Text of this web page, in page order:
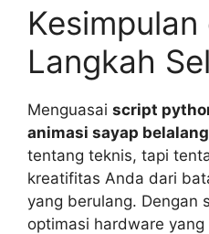
Kesimpulan
Langkah
Menguasai script
animasi sayap
tentang teknis, tapi
kreatifitas Anda dari
yang berulang. Dengan
optimasi hardware